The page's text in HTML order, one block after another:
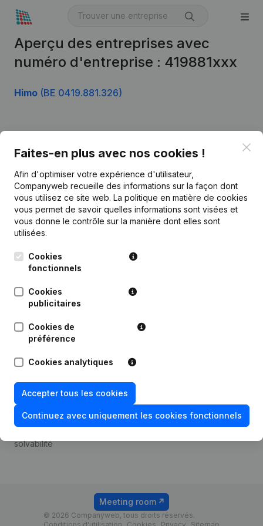
Aperçu des entreprises avec
numéro d'entreprise : 419881xxx
Himo (BE 0419.881.326)
Faites-en plus avec nos cookies !
Afin d'optimiser votre expérience d'utilisateur,
Companyweb recueille des informations sur la façon dont
vous utilisez ce site web. La politique en matière de cookies
vous permet de savoir quelles informations sont visées et
vous donne le contrôle sur la manière dont elles sont
utilisées.
Cookies
fonctionnels
Cookies
publicitaires
Cookies de
préférence
Cookies analytiques
Accepter tous les cookies
Continuez avec uniquement les cookies fonctionnels
Français
Kantorenpark Everest
Leuvensesteenweg
1800 Vilvoorde
Informations d’entreprise
Monitoring
Recherche internationale
Prospection
Compliance et prévention
de la fraude
Consulter des comptes
Recherche de numéro de
TVA
solvabilité
Tarifs
© 2026 Companyweb, tous droits réservés.
Meeting room